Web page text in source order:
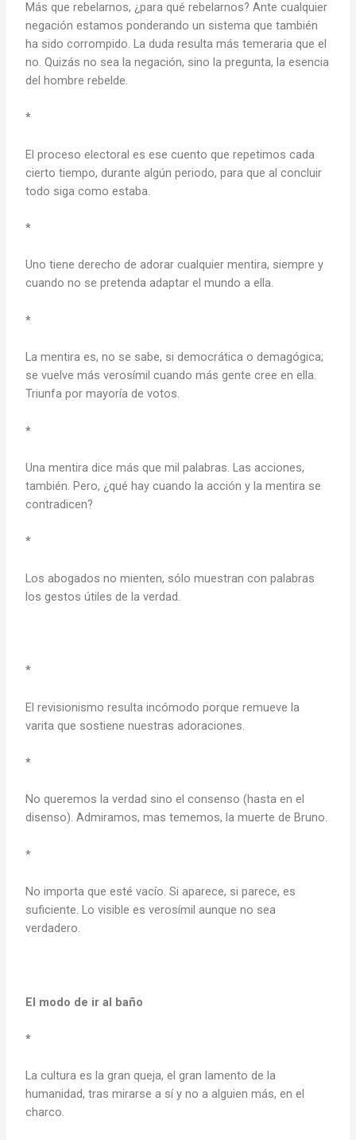
Más que rebelarnos, ¿para qué rebelarnos? Ante cualquier
negación estamos ponderando un sistema que también
ha sido corrompido. La duda resulta más temeraria que el
no. Quizás no sea la negación, sino la pregunta, la esencia
del hombre rebelde.
*
El proceso electoral es ese cuento que repetimos cada
cierto tiempo, durante algún periodo, para que al concluir
todo siga como estaba.
*
Uno tiene derecho de adorar cualquier mentira, siempre y
cuando no se pretenda adaptar el mundo a ella.
*
La mentira es, no se sabe, si democrática o demagógica;
se vuelve más verosímil cuando más gente cree en ella.
Triunfa por mayoría de votos.
*
Una mentira dice más que mil palabras. Las acciones,
también. Pero, ¿qué hay cuando la acción y la mentira se
contradicen?
*
Los abogados no mienten, sólo muestran con palabras
los gestos útiles de la verdad.
*
El revisionismo resulta incómodo porque remueve la
varita que sostiene nuestras adoraciones.
*
No queremos la verdad sino el consenso (hasta en el
disenso). Admiramos, mas tememos, la muerte de Bruno.
*
No importa que esté vacío. Si aparece, si parece, es
suficiente. Lo visible es verosímil aunque no sea
verdadero.
El modo de ir al baño
*
La cultura es la gran queja, el gran lamento de la
humanidad, tras mirarse a sí y no a alguien más, en el
charco.